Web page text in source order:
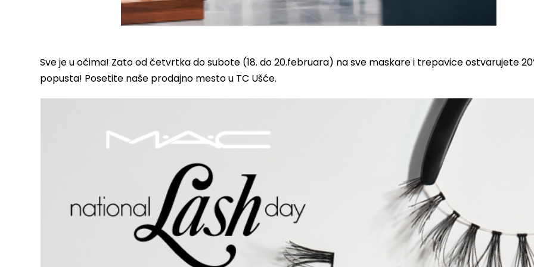
Sve je u očima! Zato od četvrtka do subote (18. do 20.februara) na sve maskare i trepavice ostvarujete
popusta! Posetite naše prodajno mesto u TC Ušće.